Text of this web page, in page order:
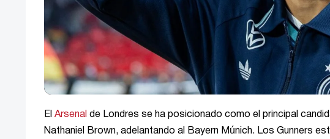
El Arsenal de Londres se ha posicionado como el principal
Nathaniel Brown, adelantando al Bayern Múnich. Los Gunners